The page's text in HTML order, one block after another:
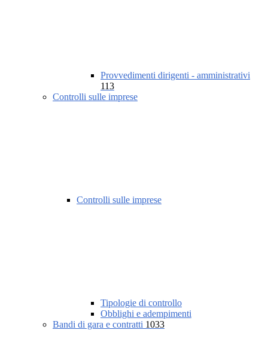
Provvedimenti dirigenti - amministrativi
113
Controlli sulle imprese
Controlli sulle imprese
Tipologie di controllo
Obblighi e adempimenti
Bandi di gara e contratti 1033